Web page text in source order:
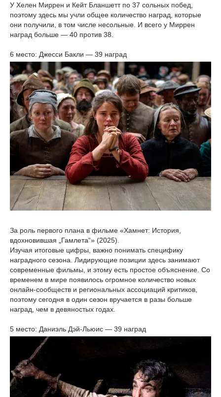
У Хелен Миррен и Кейт Бланшетт по 37 сольных побед,
поэтому здесь мы учли общее количество наград, которые
они получили, в том числе несольные. И всего у Миррен
наград больше — 40 против 38.
6 место: Джесси Бакли — 39 наград
За роль первого плана в фильме «Хамнет: История,
вдохновившая „Гамлета“» (2025).
Изучая итоговые цифры, важно понимать специфику
наградного сезона. Лидирующие позиции здесь занимают
современные фильмы, и этому есть простое объяснение. Со
временем в мире появилось огромное количество новых
онлайн-сообществ и региональных ассоциаций критиков,
поэтому сегодня в один сезон вручается в разы больше
наград, чем в девяностых годах.
5 место: Даниэль Дэй-Льюис — 39 наград